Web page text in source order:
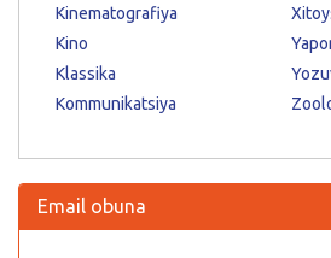
Kinematografiya
Kino
Klassika
Kommunikatsiya
Email obuna